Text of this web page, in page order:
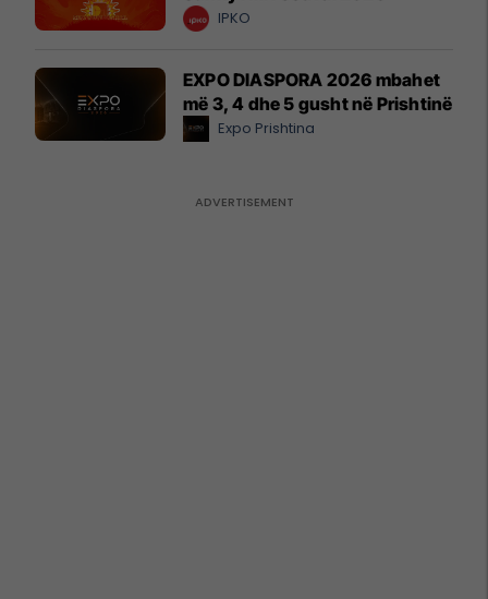
IPKO
EXPO DIASPORA 2026 mbahet
më 3, 4 dhe 5 gusht në Prishtinë
Expo Prishtina